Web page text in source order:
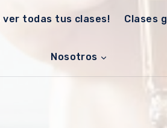
ver todas tus clases! Clases
Nosotros